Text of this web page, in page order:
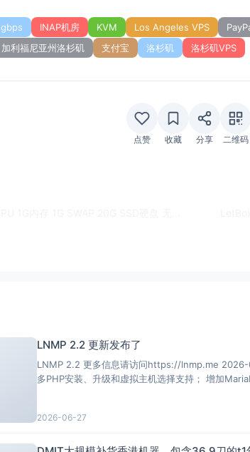
gbps INAP机房 KVM Los Angeles VPS
加利福尼亚州洛杉矶 支付宝 洛杉矶 洛杉矶VPS
点赞 收藏 分享 二维码
LNMP 2.2 更新发布了
LNMP 2.2 更多信息请访问https://lnmp.me 2026-06-27 最新版本
多PHP安装、升级
2026-06-27